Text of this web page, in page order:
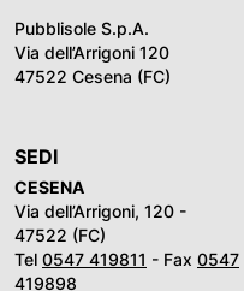
Pubblisole S.p.A.
Via dell’Arrigoni 120
47522 Cesena (FC)
SEDI
CESENA
Via dell’Arrigoni, 120 -
47522 (FC)
Tel 0547 419811 - Fax 0547
419898